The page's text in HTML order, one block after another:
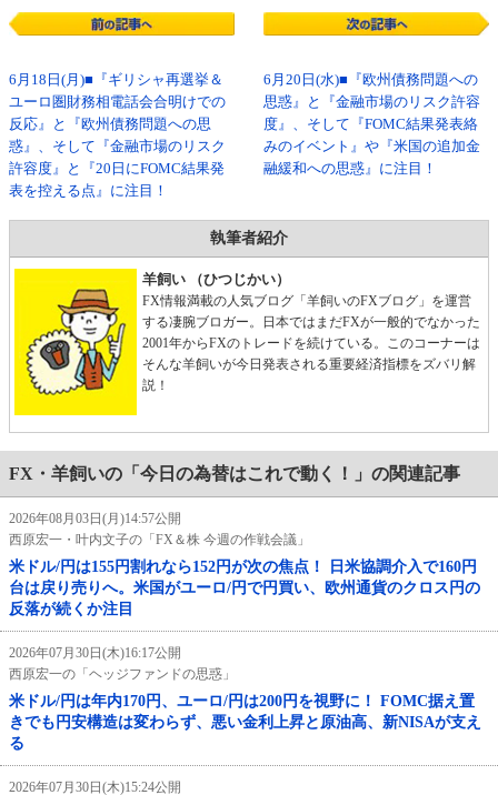
6月18日(月)■『ギリシャ再選挙＆
ユーロ圏財務相電話会合明けでの
反応』と『欧州債務問題への思
惑』、そして『金融市場のリスク
許容度』と『20日にFOMC結果発
表を控える点』に注目！
6月20日(水)■『欧州債務問題への
思惑』と『金融市場のリスク許容
度』、そして『FOMC結果発表絡
みのイベント』や『米国の追加金
融緩和への思惑』に注目！
執筆者紹介
羊飼い （ひつじかい）
FX情報満載の人気ブログ「羊飼いのFXブログ」を運営
する凄腕ブロガー。日本ではまだFXが一般的でなかった
2001年からFXのトレードを続けている。このコーナーは
そんな羊飼いが今日発表される重要経済指標をズバリ解
説！
FX・羊飼いの「今日の為替はこれで動く！」の関連記事
2026年08月03日(月)14:57公開
西原宏一・叶内文子の「FX＆株 今週の作戦会議」
米ドル/円は155円割れなら152円が次の焦点！ 日米協調介入で160円
台は戻り売りへ。米国がユーロ/円で円買い、欧州通貨のクロス円の
反落が続くか注目
2026年07月30日(木)16:17公開
西原宏一の「ヘッジファンドの思惑」
米ドル/円は年内170円、ユーロ/円は200円を視野に！ FOMC据え置
きでも円安構造は変わらず、悪い金利上昇と原油高、新NISAが支え
る
2026年07月30日(木)15:24公開